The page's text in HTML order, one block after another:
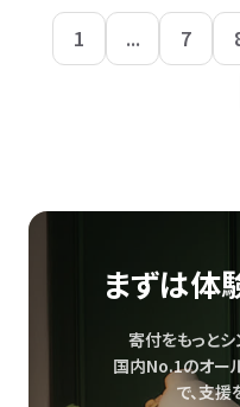
1 ... 7
まずは体
寄付をもっとシ
国内No.1のオー
で、支援